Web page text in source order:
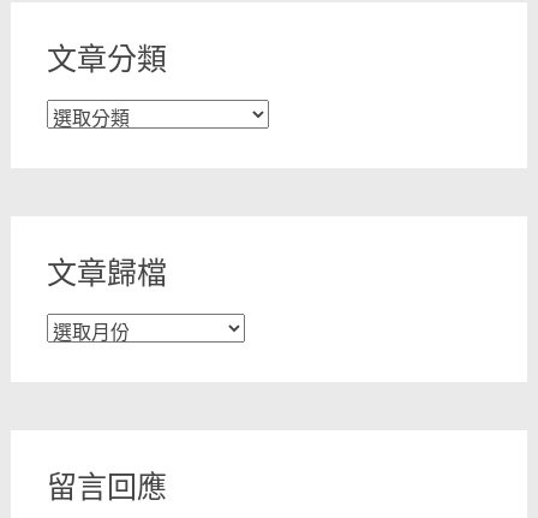
文章分類
文
文章歸檔
文
留言回應